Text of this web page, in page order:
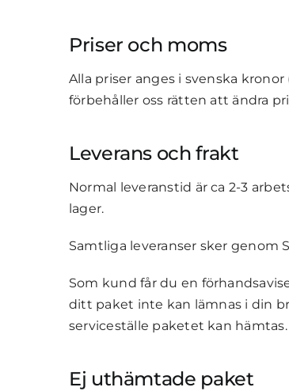
Priser och moms
Alla priser anges i svenska
förbehåller oss rätten att ändra
Leverans och frakt
Normal leveranstid är ca 2-3
lager.
Samtliga leveranser sker genom
Som kund får du en
ditt paket inte kan lämnas i din
serviceställe paketet kan hämtas.
Ej uthämtade paket